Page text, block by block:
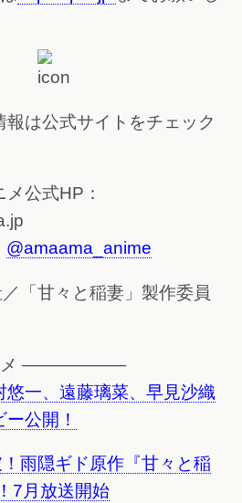
は公式サイトをチェック
メ公式HP：
@amaama_anime
「甘々と稲妻」製作委員
スメ ——————
悠一、遠藤璃菜、早見沙織
公開！
雨隠ギド原作『甘々と稲
7月放送開始